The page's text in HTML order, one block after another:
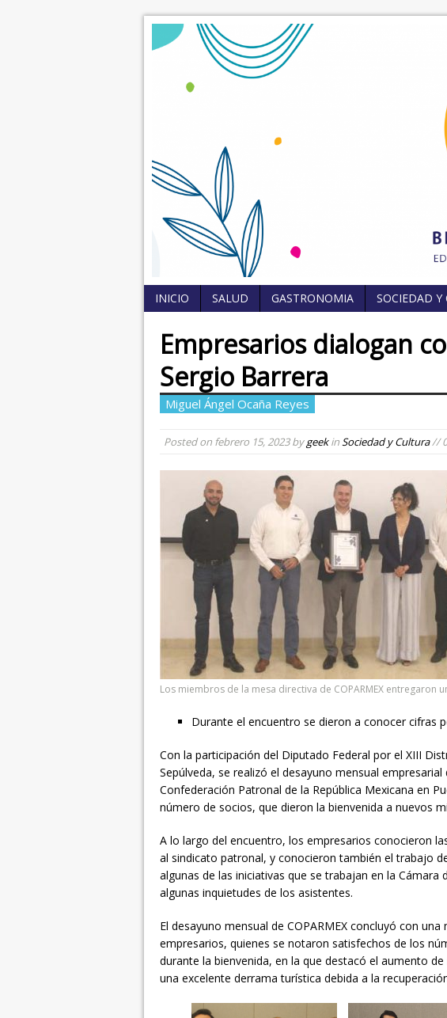
INICIO SALUD GASTRONOMIA SOCIEDAD Y
Empresarios dialogan
Sergio Barrera
Miguel Ángel Ocaña Reyes
Posted on febrero 15, 2023bygeekinSociedad y Cultura//
Los miembros de la mesa directiva de COPARMEX
Durante el encuentro se dieron a conocer cifras
Con la participación del Diputado Federal por el XIII
Sepúlveda, se realizó el desayuno mensual
Confederación Patronal de la República Mexicana en
número de socios, que dieron la bienvenida a nuevos
A lo largo del encuentro, los empresarios conocieron
al sindicato patronal, y conocieron también el trabajo
algunas de las iniciativas que se trabajan en la
algunas inquietudes de los asistentes.
El desayuno mensual de COPARMEX concluyó con
empresarios, quienes se notaron satisfechos de los
durante la bienvenida, en la que destacó el aumento
una excelente derrama turística debida a la